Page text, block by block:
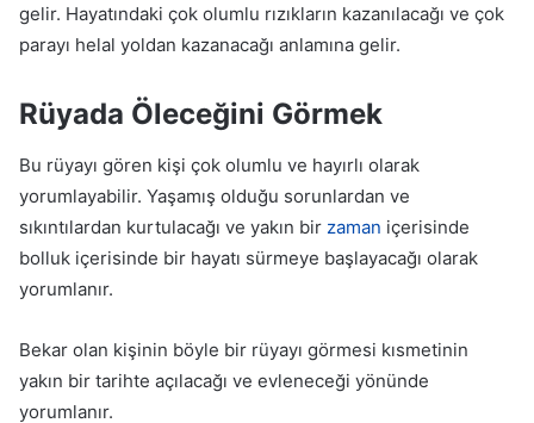
gelir. Hayatındaki çok olumlu rızıkların kazanılacağı ve çok
parayı helal yoldan kazanacağı anlamına gelir.
Rüyada Öleceğini Görmek
Bu rüyayı gören kişi çok olumlu ve hayırlı olarak
yorumlayabilir. Yaşamış olduğu sorunlardan ve
sıkıntılardan kurtulacağı ve yakın bir zaman içerisinde
bolluk içerisinde bir hayatı sürmeye başlayacağı olarak
yorumlanır.
Bekar olan kişinin böyle bir rüyayı görmesi kısmetinin
yakın bir tarihte açılacağı ve evleneceği yönünde
yorumlanır.